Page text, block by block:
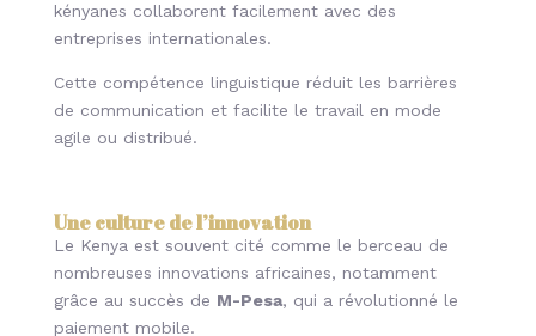
kényanes collaborent facilement avec des
entreprises internationales.
Cette compétence linguistique réduit les barrières
de communication et facilite le travail en mode
agile ou distribué.
Une culture de l’innovation
Le Kenya est souvent cité comme le berceau de
nombreuses innovations africaines, notamment
grâce au succès de M-Pesa, qui a révolutionné le
paiement mobile.